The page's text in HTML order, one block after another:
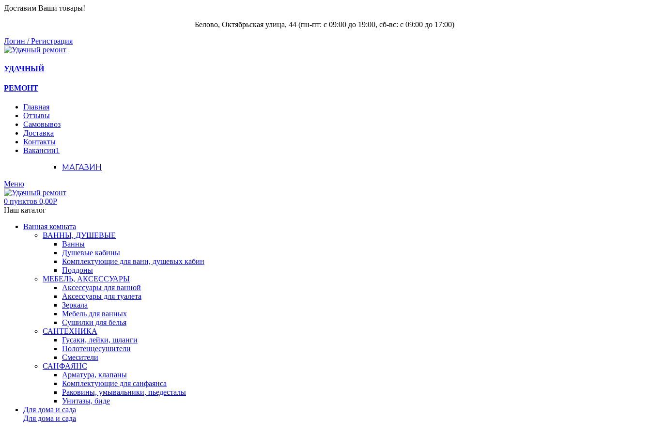
Доставим Ваши товары!
Белово, Октябрьская улица, 44 (пн-пт: с 09:00 до 19:00, сб-вс: с 09:00 до 17:00)
Логин / Регистрация
УДАЧНЫЙ
РЕМОНТ
Главная
Отзывы
Самовывоз
Доставка
Контакты
Вакансии1
МАГАЗИН
Меню
0 пунктов 0,00Р
Наш каталог
Ванная комната
ВАННЫ, ДУШЕВЫЕ
Ванны
Душевые кабины
Комплектующие для ванн, душевых кабин
Поддоны
МЕБЕЛЬ, АКСЕССУАРЫ
Аксессуары для ванной
Аксессуары для туалета
Зеркала
Мебель для ванных
Сушилки для белья
САНТЕХНИКА
Гусаки, лейки, шланги
Полотенцесушители
Смесители
САНФАЯНС
Арматура, клапаны
Комплектующие для санфаянса
Раковины, умывальники, пьедесталы
Унитазы, биде
Для дома и сада
Для дома и сада